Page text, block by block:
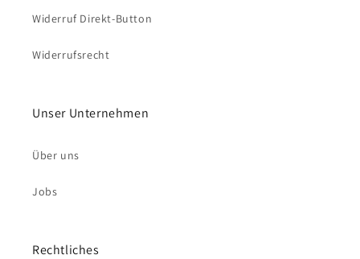
Widerruf Direkt-Button
Widerrufsrecht
Unser Unternehmen
Über uns
Jobs
Rechtliches